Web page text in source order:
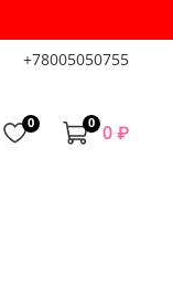
+78005050755
0 0 0 ₽